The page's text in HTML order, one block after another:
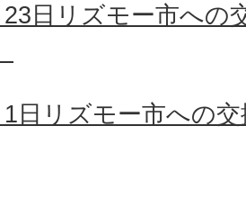
日リズモー市への
日リズモー市への